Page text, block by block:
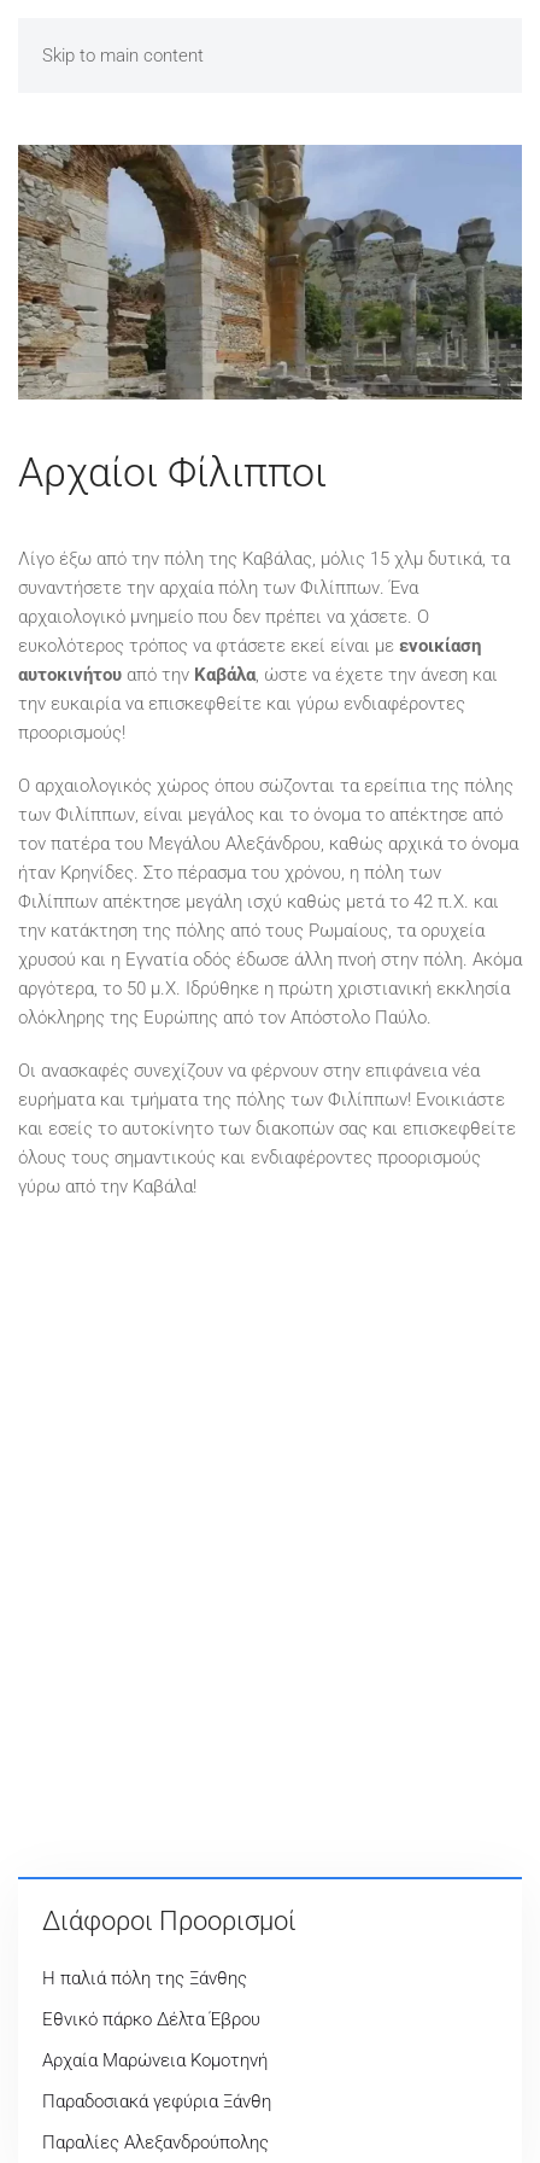
Skip to main content
Αρχαίοι Φίλιπποι
Λίγο έξω από την πόλη της Καβάλας, μόλις 15 χλμ δυτικά, τα
συναντήσετε την αρχαία πόλη των Φιλίππων. Ένα
αρχαιολογικό μνημείο που δεν πρέπει να χάσετε. Ο
ευκολότερος τρόπος να φτάσετε εκεί είναι με ενοικίαση
αυτοκινήτου από την Καβάλα, ώστε να έχετε την άνεση και
την ευκαιρία να επισκεφθείτε και γύρω ενδιαφέροντες
προορισμούς!
Ο αρχαιολογικός χώρος όπου σώζονται τα ερείπια της πόλης
των Φιλίππων, είναι μεγάλος και το όνομα το απέκτησε από
τον πατέρα του Μεγάλου Αλεξάνδρου, καθώς αρχικά το όνομα
ήταν Κρηνίδες. Στο πέρασμα του χρόνου, η πόλη των
Φιλίππων απέκτησε μεγάλη ισχύ καθώς μετά το 42 π.Χ. και
την κατάκτηση της πόλης από τους Ρωμαίους, τα ορυχεία
χρυσού και η Εγνατία οδός έδωσε άλλη πνοή στην πόλη. Ακόμα
αργότερα, το 50 μ.Χ. Ιδρύθηκε η πρώτη χριστιανική εκκλησία
ολόκληρης της Ευρώπης από τον Απόστολο Παύλο.
Οι ανασκαφές συνεχίζουν να φέρνουν στην επιφάνεια νέα
ευρήματα και τμήματα της πόλης των Φιλίππων! Ενοικιάστε
και εσείς το αυτοκίνητο των διακοπών σας και επισκεφθείτε
όλους τους σημαντικούς και ενδιαφέροντες προορισμούς
γύρω από την Καβάλα!
Διάφοροι Προορισμοί
Η παλιά πόλη της Ξάνθης
Εθνικό πάρκο Δέλτα Έβρου
Αρχαία Μαρώνεια Κομοτηνή
Παραδοσιακά γεφύρια Ξάνθη
Παραλίες Αλεξανδρούπολης